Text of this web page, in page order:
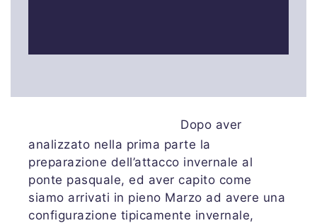
Dopo aver
analizzato nella prima parte la
preparazione dell’attacco invernale al
ponte pasquale, ed aver capito come
siamo arrivati in pieno Marzo ad avere una
configurazione tipicamente invernale,